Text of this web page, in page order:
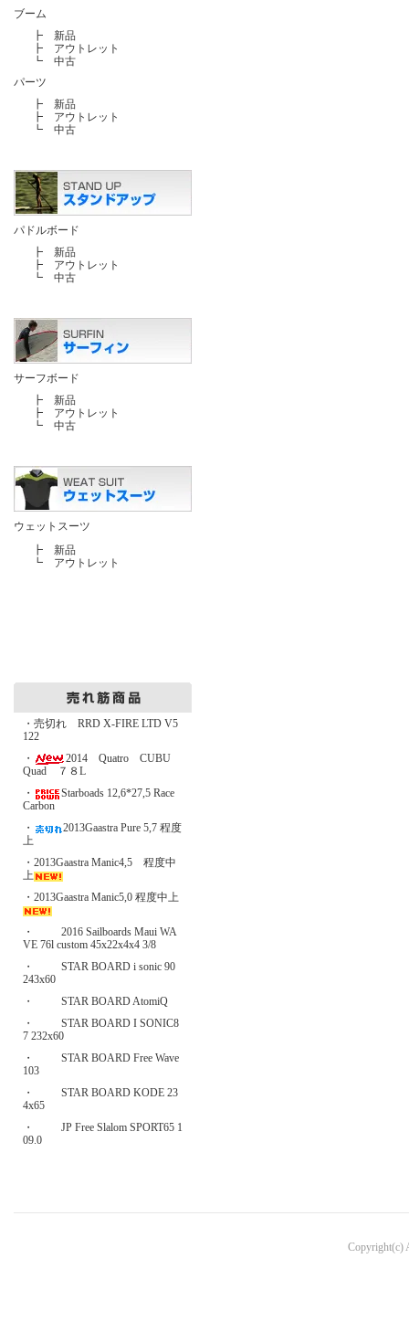
ブーム
┣ 新品
┣ アウトレット
┗ 中古
パーツ
┣ 新品
┣ アウトレット
┗ 中古
パドルボード
┣ 新品
┣ アウトレット
┗ 中古
サーフボード
┣ 新品
┣ アウトレット
┗ 中古
ウェットスーツ
┣ 新品
┗ アウトレット
・売切れ RRD X-FIRE LTD V5
122
・
2014 Quatro CUBU
Quad ７８L
・
Starboads 12,6*27,5 Race
Carbon
・
2013Gaastra Pure 5,7 程度
上
・2013Gaastra Manic4,5 程度中
上
・2013Gaastra Manic5,0 程度中上
・
2016 Sailboards Maui WA
VE 76l custom 45x22x4x4 3/8
・
STAR BOARD i sonic 90
243x60
・
STAR BOARD AtomiQ
・
STAR BOARD I SONIC8
7 232x60
・
STAR BOARD Free Wave
103
・
STAR BOARD KODE 23
4x65
・
JP Free Slalom SPORT65 1
09.0
Copyright(c)